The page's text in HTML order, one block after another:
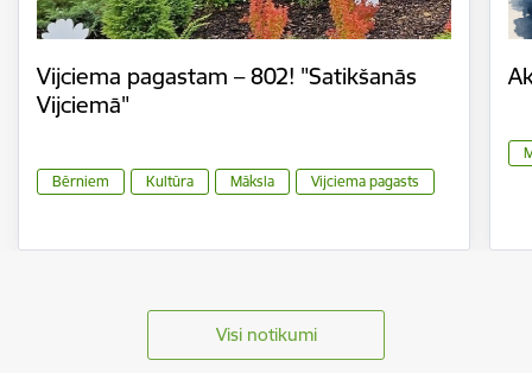
Vijciema pagastam – 802! "Satikšanās
Vijciemā"
Bērniem Kultūra Māksla Vijciema pagasts
Visi notikumi